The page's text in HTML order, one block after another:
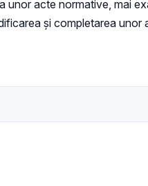
acte normative, mai
şi completarea